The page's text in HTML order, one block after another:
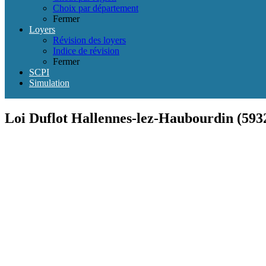
Choix par département
Fermer
Loyers
Révision des loyers
Indice de révision
Fermer
SCPI
Simulation
Loi Duflot Hallennes-lez-Haubourdin